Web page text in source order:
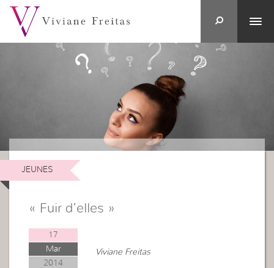
JEUNES
« Fuir d’elles »
17
Mar
2014
Viviane Freitas